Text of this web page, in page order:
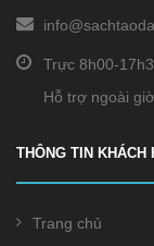
Trực 8h00-
Hỗ trợ ngoài
THÔNG TIN KHÁCH
Trang chủ